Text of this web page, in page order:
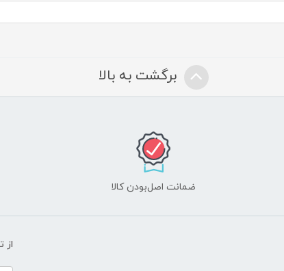
برگشت به بالا
ضمانت اصل‌بودن کالا
از